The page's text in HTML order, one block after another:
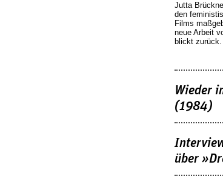
Jutta
den
Films
neue Arbeit
blickt zurück.
Wieder
(1984)
über